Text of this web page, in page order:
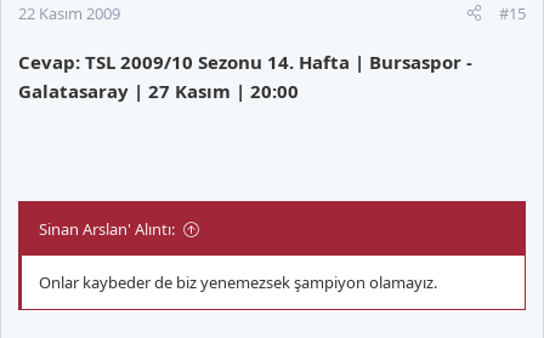
22 Kasım 2009 #15
Cevap: TSL 2009/10 Sezonu 14. Hafta | Bursaspor -
Galatasaray | 27 Kasım | 20:00
Sinan Arslan' Alıntı:
Onlar kaybeder de biz yenemezsek şampiyon olamayız.